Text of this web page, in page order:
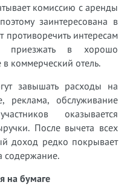
комиссию с аренды
заинтересована в
интересам
приезжать в хорошо
коммерческий отель.
завышать расходы на
реклама, обслуживание
оказывается
После вычета всех
доход редко покрывает
содержание.
на бумаге